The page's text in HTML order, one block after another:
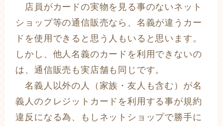
店員がカードの実物を見る事のないネット
ショップ等の通信販売なら、名義が違うカー
ドを使用できると思う人もいると思います。
しかし、他人名義のカードを利用できないの
は、通信販売も実店舗も同じです。
名義人以外の人（家族・友人も含む）が名
義人のクレジットカードを利用する事が規約
違反になる為、もしネットショップで勝手に